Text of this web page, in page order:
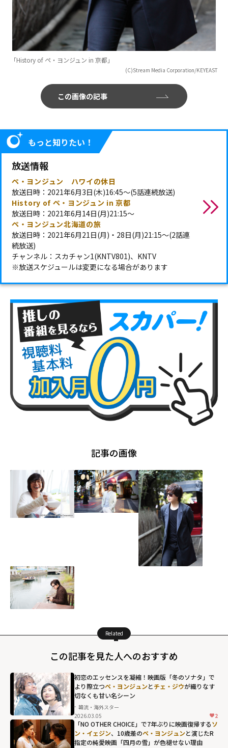
「History of ペ・ヨンジュン in 京都」
(C)Stream Media Corporation/KEYEAST
この画像の記事
もっと知りたい！
放送情報
ペ・ヨンジュン ハワイの休日
放送日時：2021年6月3日(木)16:45～(5話連続放送)
History of ペ・ヨンジュン in 京都
放送日時：2021年6月14日(月)21:15～
ペ・ヨンジュン北海道の旅
放送日時：2021年6月21日(月)・28日(月)21:15～(2話連
続放送)
チャンネル：スカチャン1(KNTV801)、KNTV
※放送スケジュールは変更になる場合があります
記事の画像
Related
この記事を見た人へのおすすめ
初恋のエッセンスを凝縮！映画版「冬のソナタ」で
より際立つペ・ヨンジュンとチェ・ジウが織りなす
切なくも甘い名シーン
韓流・海外スター
2026.03.05
2
「NO OTHER CHOICE」で7年ぶりに映画復帰するソ
ン・イェジン、10歳差のペ・ヨンジュンと演じたR
指定の純愛映画「四月の雪」が色褪せない理由